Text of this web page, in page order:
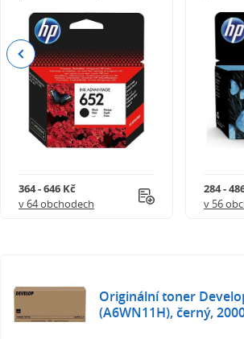
364 - 646 Kč
v 64 obchodech
284 -
v 56
Previous
Originální toner
(A6WN11H), černý,